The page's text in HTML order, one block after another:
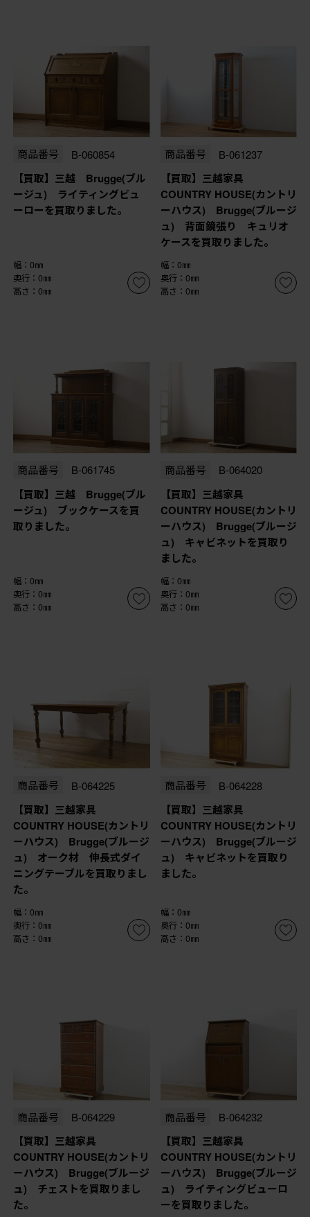
商品番号 B-060854
【買取】三越 Brugge(ブル
ージュ) ライティングビュ
ーローを買取りました。
幅：0㎜
奥行：0㎜
高さ：0㎜
商品番号 B-061237
【買取】三越家具
COUNTRY HOUSE(カントリ
ーハウス) Brugge(ブルージ
ュ) 背面鏡張り キュリオ
ケースを買取りました。
幅：0㎜
奥行：0㎜
高さ：0㎜
商品番号 B-061745
【買取】三越 Brugge(ブル
ージュ) ブックケースを買
取りました。
幅：0㎜
奥行：0㎜
高さ：0㎜
商品番号 B-064020
【買取】三越家具
COUNTRY HOUSE(カントリ
ーハウス) Brugge(ブルージ
ュ) キャビネットを買取り
ました。
幅：0㎜
奥行：0㎜
高さ：0㎜
商品番号 B-064225
【買取】三越家具
COUNTRY HOUSE(カントリ
ーハウス) Brugge(ブルージ
ュ) オーク材 伸長式ダイ
ニングテーブルを買取りまし
た。
幅：0㎜
奥行：0㎜
高さ：0㎜
商品番号 B-064228
【買取】三越家具
COUNTRY HOUSE(カントリ
ーハウス) Brugge(ブルージ
ュ) キャビネットを買取り
ました。
幅：0㎜
奥行：0㎜
高さ：0㎜
商品番号 B-064229
【買取】三越家具
COUNTRY HOUSE(カントリ
ーハウス) Brugge(ブルージ
ュ) チェストを買取りまし
た。
商品番号 B-064232
【買取】三越家具
COUNTRY HOUSE(カントリ
ーハウス) Brugge(ブルージ
ュ) ライティングビューロ
ーを買取りました。